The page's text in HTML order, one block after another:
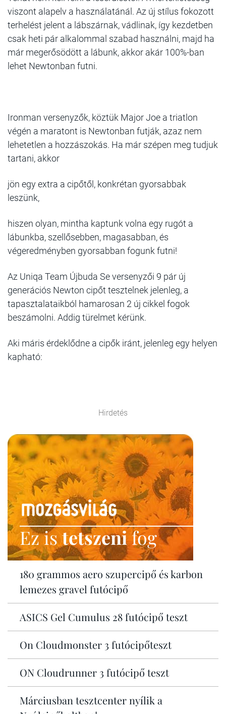
viszont alapelv a használatánál. Az új stílus fokozott
terhelést jelent a lábszárnak, vádlinak, így kezdetben
csak heti pár alkalommal szabad használni, majd ha
már megerősödött a lábunk, akkor akár 100%-ban
lehet Newtonban futni.
Ironman versenyzők, köztük Major Joe a triatlon
végén a maratont is Newtonban futják, azaz nem
lehetetlen a hozzászokás. Ha már szépen meg tudjuk
tartani, akkor
jön egy extra a cipőtől, konkrétan gyorsabbak
leszünk,
hiszen olyan, mintha kaptunk volna egy rugót a
lábunkba, szellősebben, magasabban, és
végeredményben gyorsabban fogunk futni!
Az Uniqa Team Újbuda Se versenyzői 9 pár új
generációs Newton cipőt tesztelnek jelenleg, a
tapasztalataikból hamarosan 2 új cikkel fogok
beszámolni. Addig türelmet kérünk.
Aki máris érdeklődne a cipők iránt, jelenleg egy helyen
kapható:
Hirdetés
Ez istetszenifog
180 grammos aero szupercipő és karbon
lemezes gravel futócipő
ASICS Gel Cumulus 28 futócipő teszt
On Cloudmonster 3 futócipőteszt
ON Cloudrunner 3 futócipő teszt
Márciusban tesztcenter nyílik a